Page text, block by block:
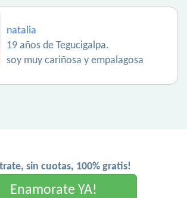
natalia
19 años de Tegucigalpa.
soy muy cariñosa y empalagosa
sin cuotas, 100% gratis!
Enamorate YA!